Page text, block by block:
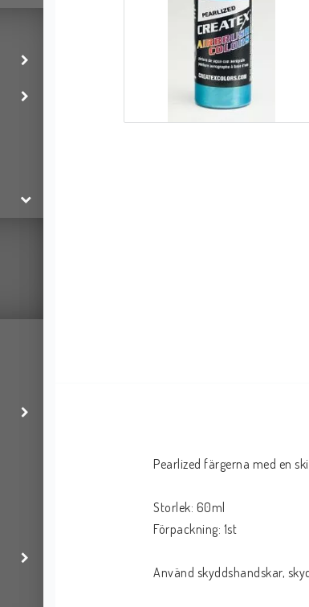
Pearlized färgerna med en
Storlek: 60ml
Förpackning: 1st
Använd skyddshandskar,